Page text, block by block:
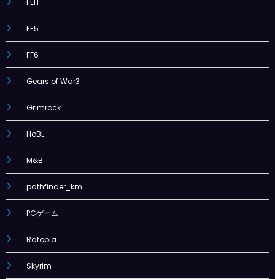
FEH
FF5
FF6
Gears of War3
Grimrock
HoBL
M&B
pathfinder_km
PCゲーム
Ratopia
Skyrim